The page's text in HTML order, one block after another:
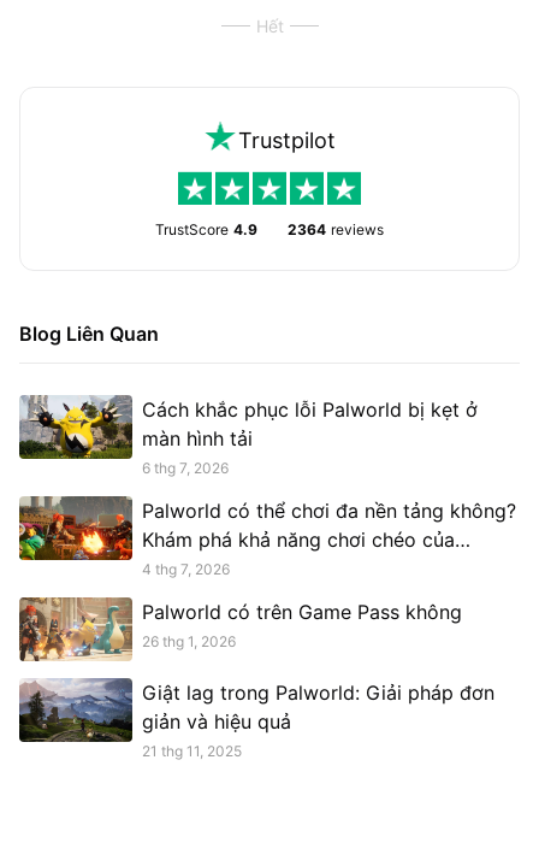
Hết
Trustpilot
TrustScore 4.9 2364 reviews
Blog Liên Quan
Cách khắc phục lỗi Palworld bị kẹt ở
màn hình tải
6 thg 7, 2026
Palworld có thể chơi đa nền tảng không?
Khám phá khả năng chơi chéo của
Palworld
4 thg 7, 2026
Palworld có trên Game Pass không
26 thg 1, 2026
Giật lag trong Palworld: Giải pháp đơn
giản và hiệu quả
21 thg 11, 2025